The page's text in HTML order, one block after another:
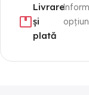
Livrare
și
plată